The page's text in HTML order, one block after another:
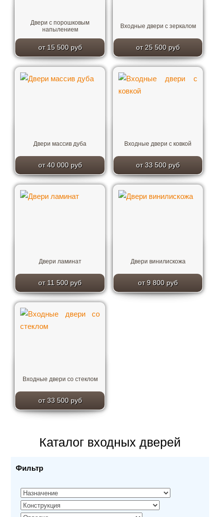
Двери с порошковым
напылением
от 15 500 руб
Входные двери с зеркалом
от 25 500 руб
Двери массив дуба
от 40 000 руб
Входные двери с ковкой
от 33 500 руб
Двери ламинат
от 11 500 руб
Двери винилискожа
от 9 800 руб
Входные двери со стеклом
от 33 500 руб
Каталог входных дверей
Фильтр